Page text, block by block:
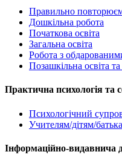
Правильно
Дошкільна робота
Початкова освіта
Загальна освіта
Робота з
Позашкільна освіта
Практична психологія та
Психологічний
Учителям/дітям/
Інформаційно-видавнича